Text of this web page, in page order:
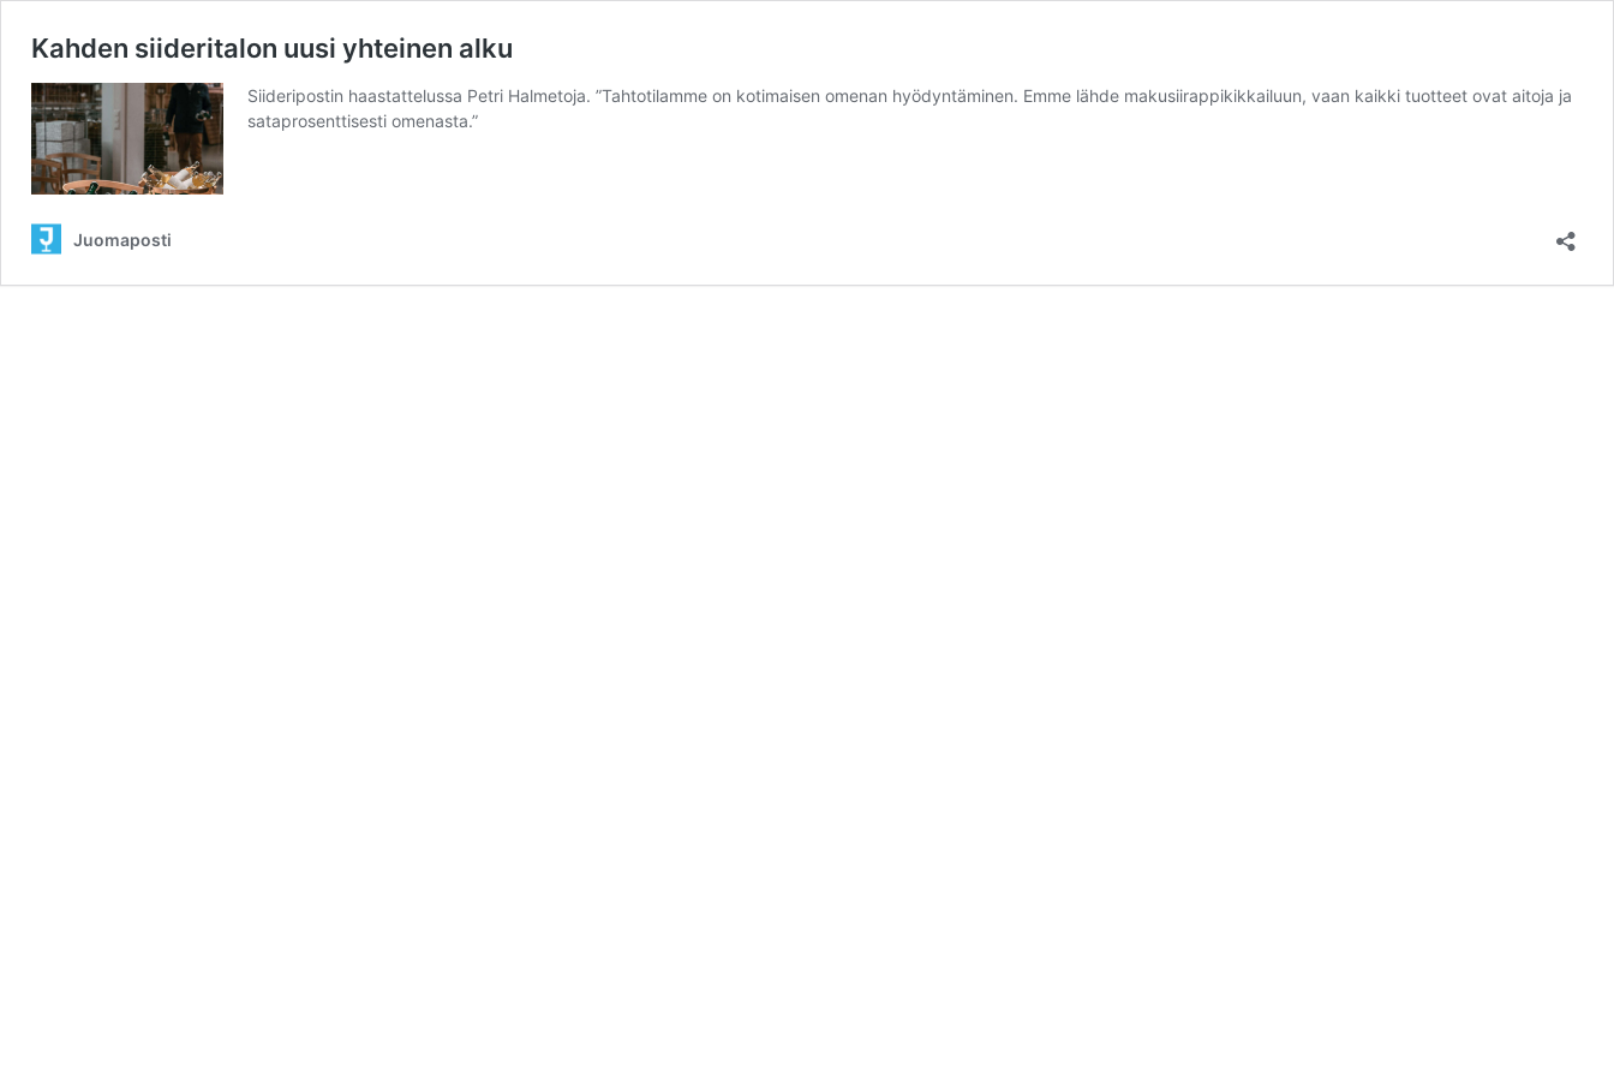
Kahden siideritalon uusi yhteinen alku
Siideripostin haastattelussa Petri Halmetoja. ”Tahtotilamme on kotimaisen omenan hyödyntäminen. Emme lähde makusiirappikikkailuun, vaan kaikki tuotteet ovat aitoja ja
sataprosenttisesti omenasta.”
Juomaposti